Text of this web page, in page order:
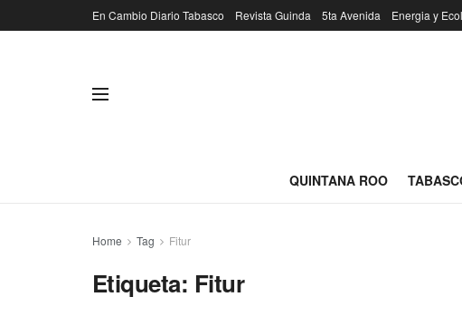
En Cambio Diario Tabasco Revista Guinda 5ta Avenida Energia y
QUINTANA ROO
Home Tag Fitur
Etiqueta: Fitur